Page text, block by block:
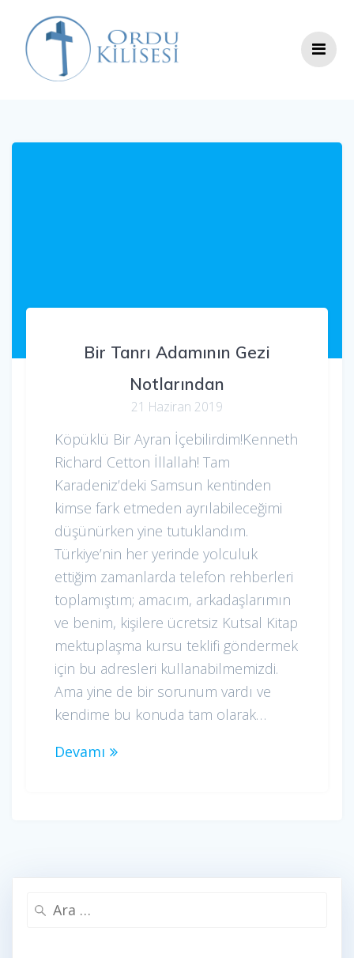
to
content
Bir Tanrı Adamının Gezi
Notlarından
21 Haziran 2019
Köpüklü Bir Ayran İçebilirdim!Kenneth
Richard Cetton İllallah! Tam
Karadeniz’deki Samsun kentinden
kimse fark etmeden ayrılabileceğimi
düşünürken yine tutuklandım.
Türkiye’nin her yerinde yolculuk
ettiğim zamanlarda telefon rehberleri
toplamıştım; amacım, arkadaşlarımın
ve benim, kişilere ücretsiz Kutsal Kitap
mektuplaşma kursu teklifi göndermek
için bu adresleri kullanabilmemizdi.
Ama yine de bir sorunum vardı ve
kendime bu konuda tam olarak…
Devamı